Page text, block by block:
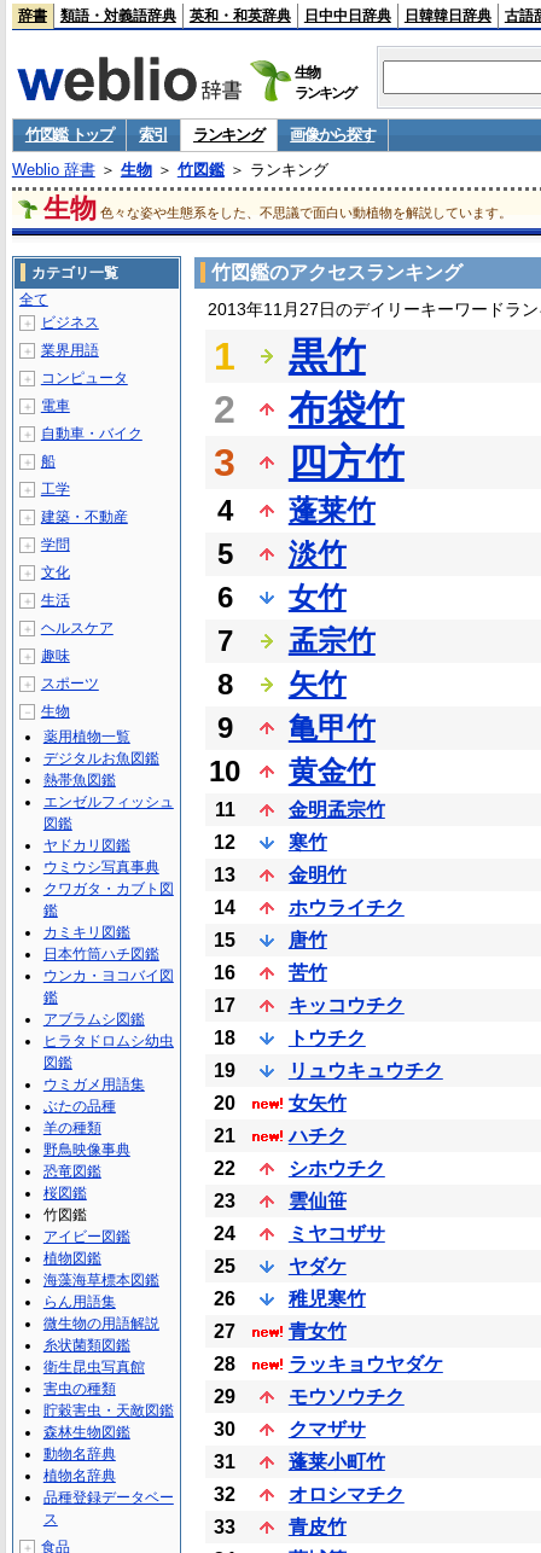
辞書 類語・対義語辞典 英和・和英辞典 日中中日辞典 日韓韓日辞典 古語
生物
ランキング
竹図鑑 トップ 索引 ランキング
画像から探す
Weblio 辞書＞ 生物＞ 竹図鑑＞ ランキング
生物 色々な姿や生態系をした、不思議で面白い動植物を解説しています。
竹図鑑のアクセスランキング
2013年11月27日のデイリーキーワードラ
1
黒竹
2
布袋竹
3
四方竹
4
蓬莱竹
5
淡竹
6
女竹
7
孟宗竹
8
矢竹
9
亀甲竹
10
黄金竹
11
金明孟宗竹
12
寒竹
13
金明竹
14
ホウライチク
15
唐竹
16
苦竹
17
キッコウチク
18
トウチク
19
リュウキュウチク
20
女矢竹
21
ハチク
22
シホウチク
23
雲仙笹
24
ミヤコザサ
25
ヤダケ
26
稚児寒竹
27
青女竹
28
ラッキョウヤダケ
29
モウソウチク
30
クマザサ
31
蓬莱小町竹
32
オロシマチク
33
青皮竹
カテゴリ一覧
全て
＋ ビジネス
＋ 業界用語
＋ コンピュータ
＋ 電車
＋ 自動車・バイク
＋ 船
＋ 工学
＋ 建築・不動産
＋ 学問
＋ 文化
＋ 生活
＋ ヘルスケア
＋ 趣味
＋ スポーツ
－
生物
薬用植物一覧
デジタルお魚図鑑
熱帯魚図鑑
エンゼルフィッシュ
図鑑
ヤドカリ図鑑
ウミウシ写真事典
クワガタ・カブト図
鑑
カミキリ図鑑
日本竹筒ハチ図鑑
ウンカ・ヨコバイ図
鑑
アブラムシ図鑑
ヒラタドロムシ幼虫
図鑑
ウミガメ用語集
ぶたの品種
羊の種類
野鳥映像事典
恐竜図鑑
桜図鑑
竹図鑑
アイビー図鑑
植物図鑑
海藻海草標本図鑑
らん用語集
微生物の用語解説
糸状菌類図鑑
衛生昆虫写真館
害虫の種類
貯穀害虫・天敵図鑑
森林生物図鑑
動物名辞典
植物名辞典
品種登録データベー
ス
＋ 食品